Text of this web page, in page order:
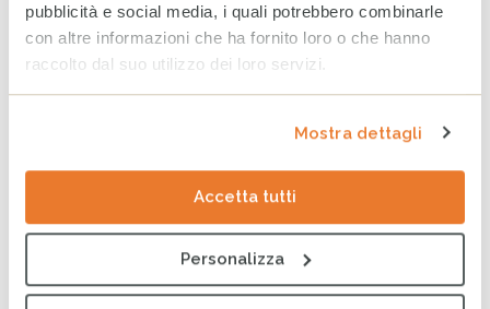
pubblicità e social media, i quali potrebbero combinarle
con altre informazioni che ha fornito loro o che hanno
raccolto dal suo utilizzo dei loro servizi.
Mostra dettagli
Accetta tutti
Personalizza
Terremoto in Turchia: aiuti salvavita per le famiglie che
hanno perso tutto